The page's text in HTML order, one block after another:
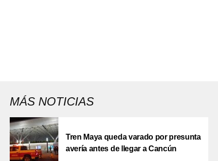
MÁS NOTICIAS
Tren Maya queda varado por presunta
avería antes de llegar a Cancún